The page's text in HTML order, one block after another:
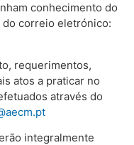
conhecimento do
correio eletrónico:
requerimentos,
atos a praticar no
através do
integralmente